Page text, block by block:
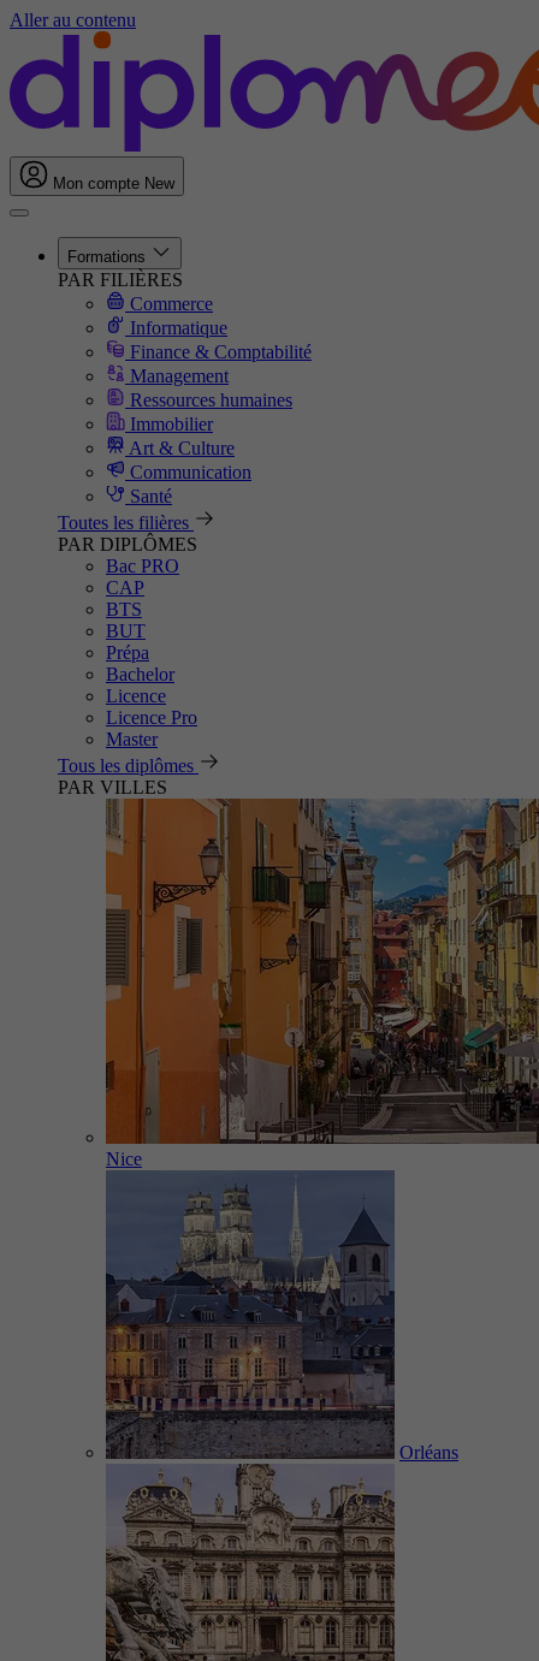
Aller au contenu
Mon compte New
Formations
PAR FILIÈRES
Commerce
Informatique
Finance & Comptabilité
Management
Ressources humaines
Immobilier
Art & Culture
Communication
Santé
Toutes les filières
PAR DIPLÔMES
Bac PRO
CAP
BTS
BUT
Prépa
Bachelor
Licence
Licence Pro
Master
Tous les diplômes
PAR VILLES
Nice
Orléans